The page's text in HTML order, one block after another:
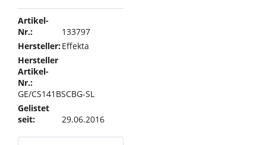
Artikel-
Nr.:
133797
Hersteller:Effekta
Hersteller
Artikel-
Nr.:
GE/CS141BSCBG-SL
Gelistet
seit:
29.06.2016